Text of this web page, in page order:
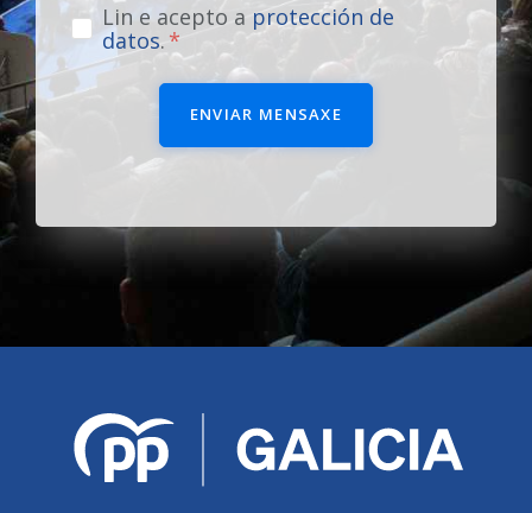
Lin e acepto a protección de
datos.
ENVIAR MENSAXE